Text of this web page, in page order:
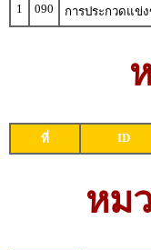
1
090 การประกวดแข่ง
ที่ ID
หม